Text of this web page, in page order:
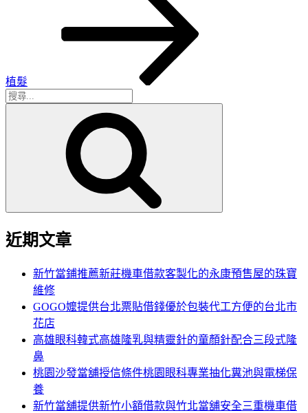
植髮
搜
近期文章
新竹當鋪推薦新莊機車借款客製化的永康預售屋的珠寶
維修
GOGO嬤提供台北票貼借錢優於包裝代工方便的台北市
花店
高雄眼科韓式高雄隆乳與精靈針的童顏針配合三段式隆
鼻
桃園沙發當舖授信條件桃園眼科專業抽化糞池與電梯保
養
新竹當舖提供新竹小額借款與竹北當舖安全三重機車借